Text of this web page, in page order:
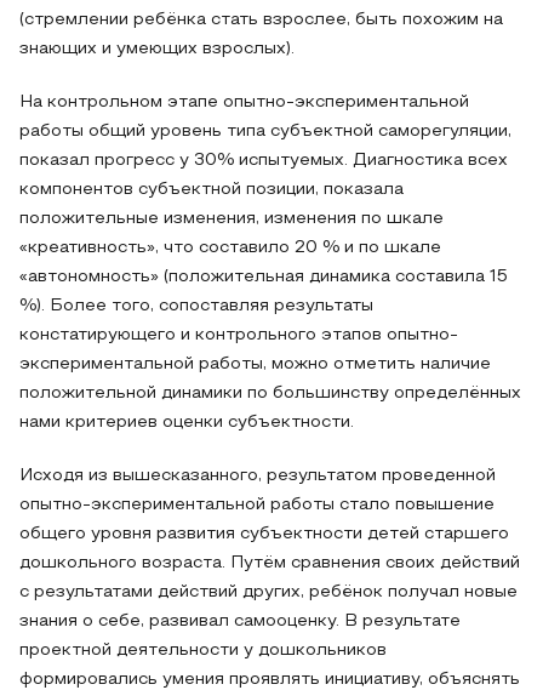
(стремлении ребёнка стать взрослее, быть похожим на
знающих и умеющих взрослых).
На контрольном этапе опытно-экспериментальной
работы общий уровень типа субъектной саморегуляции,
показал прогресс у 30% испытуемых. Диагностика всех
компонентов субъектной позиции, показала
положительные изменения, изменения по шкале
«креативность», что составило 20 % и по шкале
«автономность» (положительная динамика составила 15
%). Более того, сопоставляя результаты
констатирующего и контрольного этапов опытно-
экспериментальной работы, можно отметить наличие
положительной динамики по большинству определённых
нами критериев оценки субъектности.
Исходя из вышесказанного, результатом проведенной
опытно-экспериментальной работы стало повышение
общего уровня развития субъектности детей старшего
дошкольного возраста. Путём сравнения своих действий
с результатами действий других, ребёнок получал новые
знания о себе, развивал самооценку. В результате
проектной деятельности у дошкольников
формировались умения проявлять инициативу, объяснять